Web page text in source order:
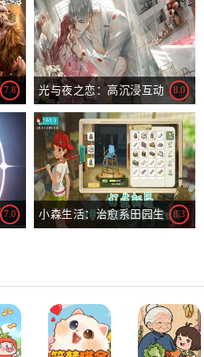
火影忍者云游戏：人气竞技动作手游，5分钟一局超燃决斗。
7.8 8.0
光与夜之恋：高沉浸互动
恋爱手游。
7.0 8.3
小森生活：治愈系田园生